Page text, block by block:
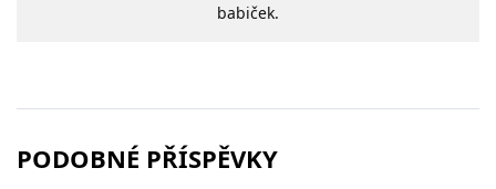
babiček.
PODOBNÉ PŘÍSPĚVKY